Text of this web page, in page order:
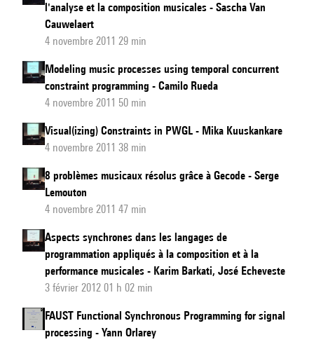
l'analyse et la composition musicales - Sascha Van
Cauwelaert
4 novembre 2011 29 min
Modeling music processes using temporal concurrent
constraint programming - Camilo Rueda
4 novembre 2011 50 min
Visual(izing) Constraints in PWGL - Mika Kuuskankare
4 novembre 2011 38 min
8 problèmes musicaux résolus grâce à Gecode - Serge
Lemouton
4 novembre 2011 47 min
Aspects synchrones dans les langages de
programmation appliqués à la composition et à la
performance musicales - Karim Barkati, José Echeveste
3 février 2012 01 h 02 min
FAUST Functional Synchronous Programming for signal
processing - Yann Orlarey